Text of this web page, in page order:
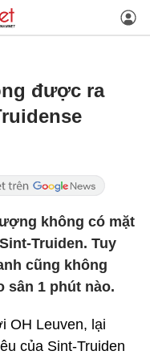
được ra
không có mặt
Truiden. Tuy
cũng không
sân 1 phút nào.
OH Leuven, lại
của Sint-Truiden